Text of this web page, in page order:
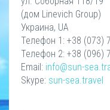
(дом Linevich Group)
Украина, UA
Телефон 1: +38 (073)
Телефон 2: +38 (096)
Email: info@sun-
Skype: sun-sea.travel